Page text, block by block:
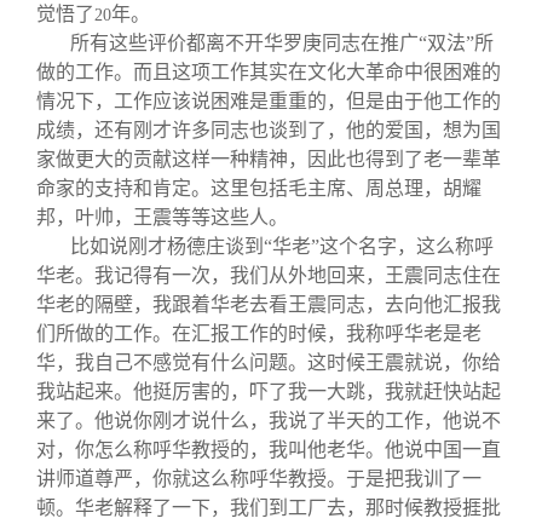
觉悟了20年。
所有这些评价都离不开华罗庚同志在推广“双法”所
做的工作。而且这项工作其实在文化大革命中很困难的
情况下，工作应该说困难是重重的，但是由于他工作的
成绩，还有刚才许多同志也谈到了，他的爱国，想为国
家做更大的贡献这样一种精神，因此也得到了老一辈革
命家的支持和肯定。这里包括毛主席、周总理，胡耀
邦，叶帅，王震等等这些人。
比如说刚才杨德庄谈到“华老”这个名字，这么称呼
华老。我记得有一次，我们从外地回来，王震同志住在
华老的隔壁，我跟着华老去看王震同志，去向他汇报我
们所做的工作。在汇报工作的时候，我称呼华老是老
华，我自己不感觉有什么问题。这时候王震就说，你给
我站起来。他挺厉害的，吓了我一大跳，我就赶快站起
来了。他说你刚才说什么，我说了半天的工作，他说不
对，你怎么称呼华教授的，我叫他老华。他说中国一直
讲师道尊严，你就这么称呼华教授。于是把我训了一
顿。华老解释了一下，我们到工厂去，那时候教授捱批